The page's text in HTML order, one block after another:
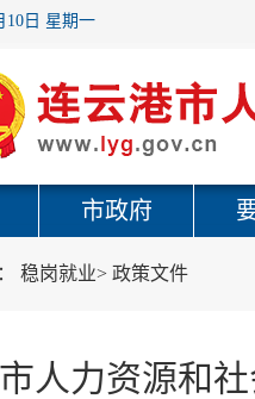
10日 星期一
市政府
稳岗就业> 政策文件
市人力资源和